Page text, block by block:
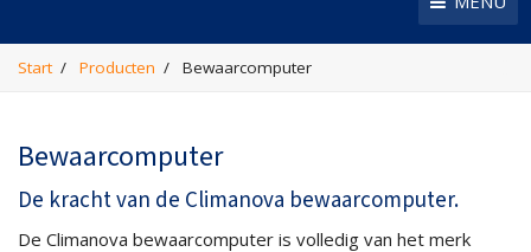
Start Producten Bewaarcomputer
Bewaarcomputer
De kracht van de Climanova bewaarcomputer.
De Climanova bewaarcomputer is volledig van het merk